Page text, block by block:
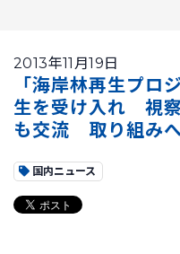
2013年11月19日
「海岸林再生プロ
生を受け入れ 視
も交流 取り組み
国内ニュース